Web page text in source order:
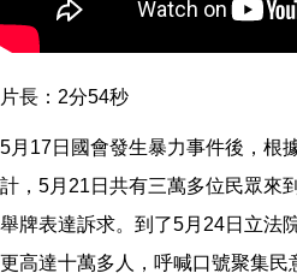
片長：2分54秒
5月17日國會發生暴力事件後，根
計，5月21日共有三萬多位民眾來
舉牌表達訴求。到了5月24日立法
更高達十萬多人，呼喊口號聚集